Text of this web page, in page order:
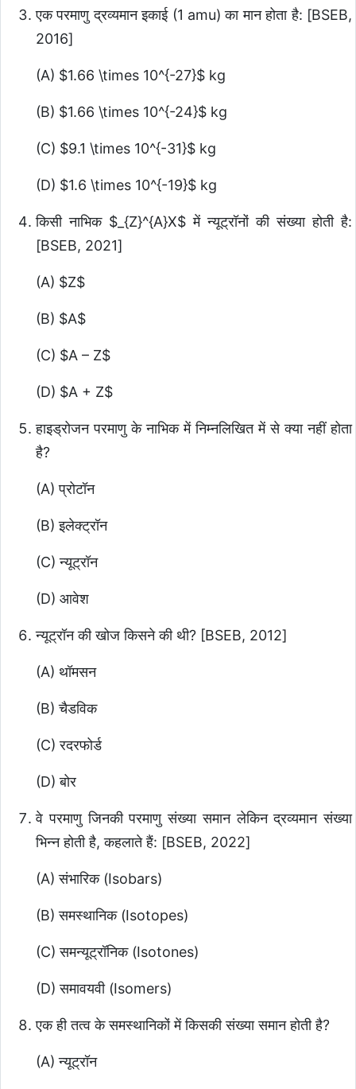
एक परमाणु द्रव्यमान इकाई (1 amu) का मान होता है: [BSEB,
2016]
(A) $1.66 \times 10^{-27}$ kg
(B) $1.66 \times 10^{-24}$ kg
(C) $9.1 \times 10^{-31}$ kg
(D) $1.6 \times 10^{-19}$ kg
किसी नाभिक $_{Z}^{A}X$ में न्यूट्रॉनों की संख्या होती है:
[BSEB, 2021]
(A) $Z$
(B) $A$
(C) $A – Z$
(D) $A + Z$
हाइड्रोजन परमाणु के नाभिक में निम्नलिखित में से क्या नहीं होता
है?
(A) प्रोटॉन
(B) इलेक्ट्रॉन
(C) न्यूट्रॉन
(D) आवेश
न्यूट्रॉन की खोज किसने की थी? [BSEB, 2012]
(A) थॉमसन
(B) चैडविक
(C) रदरफोर्ड
(D) बोर
वे परमाणु जिनकी परमाणु संख्या समान लेकिन द्रव्यमान संख्या
भिन्न होती है, कहलाते हैं: [BSEB, 2022]
(A) संभारिक (Isobars)
(B) समस्थानिक (Isotopes)
(C) समन्यूट्रॉनिक (Isotones)
(D) समावयवी (Isomers)
एक ही तत्व के समस्थानिकों में किसकी संख्या समान होती है?
(A) न्यूट्रॉन